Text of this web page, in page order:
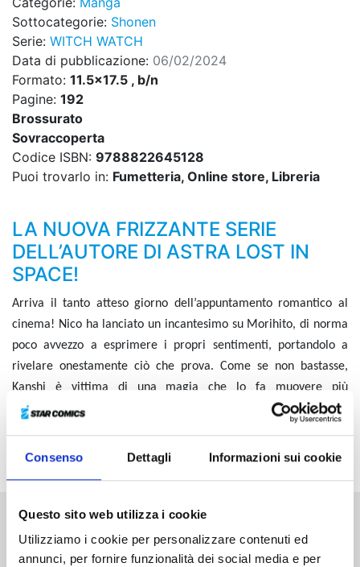
Consenso Dettagli Informazioni sui cookie
Questo sito web utilizza i cookie
Utilizziamo i cookie per personalizzare contenuti ed
annunci, per fornire funzionalità dei social media e per
Sottocategorie: Shonen
Serie: WITCH WATCH
Data di pubblicazione: 06/02/2024
Formato: 11.5x17.5 , b/n
Pagine: 192
Brossurato
Sovraccoperta
Codice ISBN: 9788822645128
Puoi trovarlo in: Fumetteria, Online store, Libreria
LA NUOVA FRIZZANTE SERIE
DELL’AUTORE DI ASTRA LOST IN
SPACE!
Arriva il tanto atteso giorno dell’appuntamento romantico al
cinema! Nico ha lanciato un incantesimo su Morihito, di norma
poco avvezzo a esprimere i propri sentimenti, portandolo a
rivelare onestamente ciò che prova. Come se non bastasse,
Kanshi è vittima di una magia che lo fa muovere più
velocemente e, arrivati finalmente alle meritate vacanze estive
nuova profezia...
Altri volumi della serie